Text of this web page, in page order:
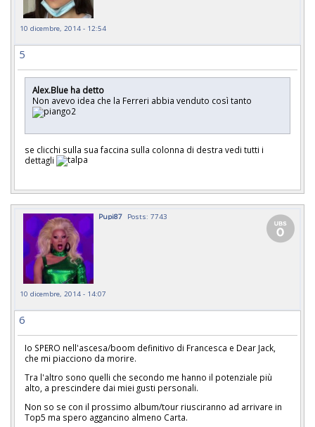
10 dicembre, 2014 - 12:54
5
Alex.Blue ha detto
Non avevo idea che la Ferreri abbia venduto così tanto
se clicchi sulla sua faccina sulla colonna di destra vedi tutti i
dettagli
Pupi87 Posts: 7743
10 dicembre, 2014 - 14:07
6
Io SPERO nell'ascesa/boom definitivo di Francesca e Dear Jack,
che mi piacciono da morire.
Tra l'altro sono quelli che secondo me hanno il potenziale più
alto, a prescindere dai miei gusti personali.
Non so se con il prossimo album/tour riusciranno ad arrivare in
Top5 ma spero aggancino almeno Carta.